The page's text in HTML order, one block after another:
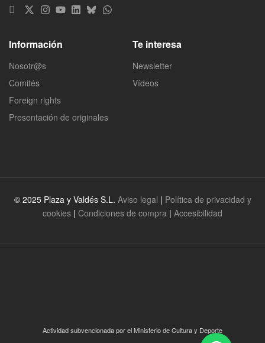
Información
Nosotr@s
Comités
Foreign rights
Presentación de originales
Te interesa
Newsletter
Vídeos
© 2025 Plaza y Valdés S.L. Aviso legal | Política de privacidad y
cookies | Condiciones de compra | Accesibilidad
Actividad subvencionada por el Ministerio de Cultura y Deporte